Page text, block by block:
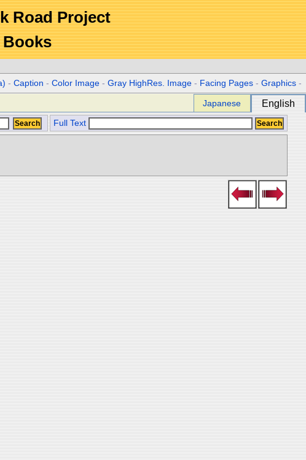
Road Project
Books
-Caption -Color Image -Gray HighRes. Image - Facing Pages -Graphics -
Japanese English
Full Text